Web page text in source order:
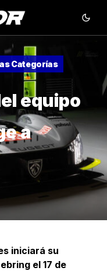
Categorías
equipo
a
iniciará su
el 17 de